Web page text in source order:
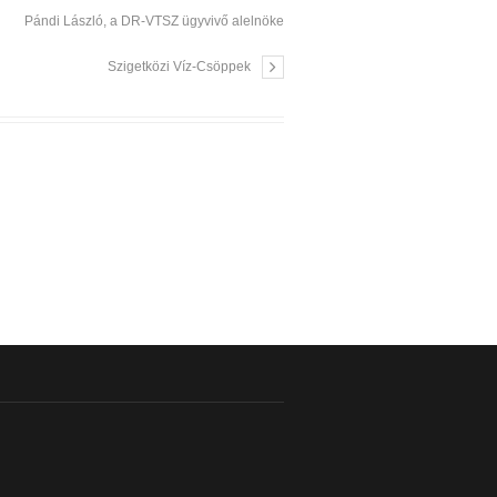
Pándi László, a DR-VTSZ ügyvivő alelnöke
Szigetközi Víz-Csöppek